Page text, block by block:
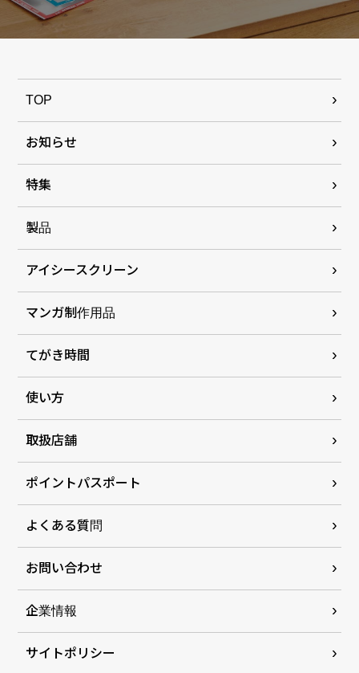
TOP
お知らせ
特集
製品
アイシースクリーン
マンガ制作用品
てがき時間
使い方
取扱店舗
ポイントパスポート
よくある質問
お問い合わせ
企業情報
サイトポリシー